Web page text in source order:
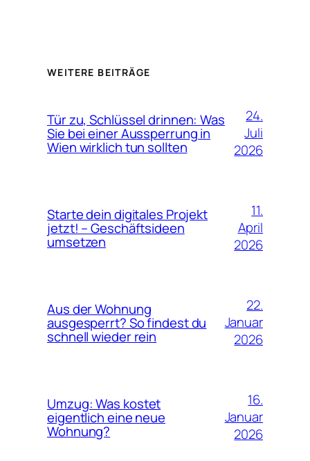
WEITERE BEITRÄGE
Tür zu, Schlüssel drinnen: Was
Sie bei einer Aussperrung in
Wien wirklich tun sollten
24.
Juli
2026
Starte dein digitales Projekt
jetzt! – Geschäftsideen
umsetzen
11.
April
2026
Aus der Wohnung
ausgesperrt? So findest du
schnell wieder rein
22.
Januar
2026
Umzug: Was kostet
eigentlich eine neue
Wohnung?
16.
Januar
2026